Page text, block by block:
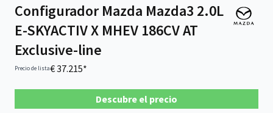
Configurador Mazda Mazda3 2.0L
E-SKYACTIV X MHEV 186CV AT
Exclusive-line
Precio de lista€ 37.215*
Descubre el precio